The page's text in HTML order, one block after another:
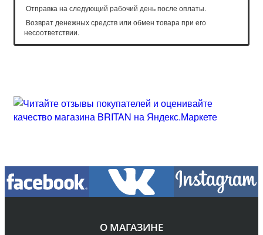
Отправка на следующий рабочий день после оплаты.
Возврат денежных средств или обмен товара при его
несоответствии.
О МАГАЗИНЕ